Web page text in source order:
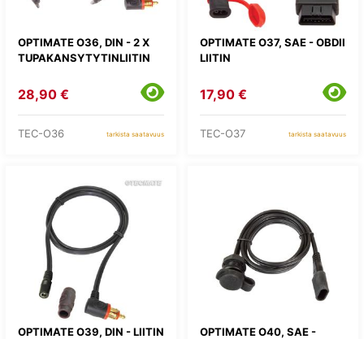
OPTIMATE O36, DIN - 2 X
TUPAKANSYTYTINLIITIN
28,90 €
TEC-O36 tarkista saatavuus
OPTIMATE O37, SAE - OBDII
LIITIN
17,90 €
TEC-O37 tarkista saatavuus
OPTIMATE O39, DIN - LIITIN
OPTIMATE O40, SAE -